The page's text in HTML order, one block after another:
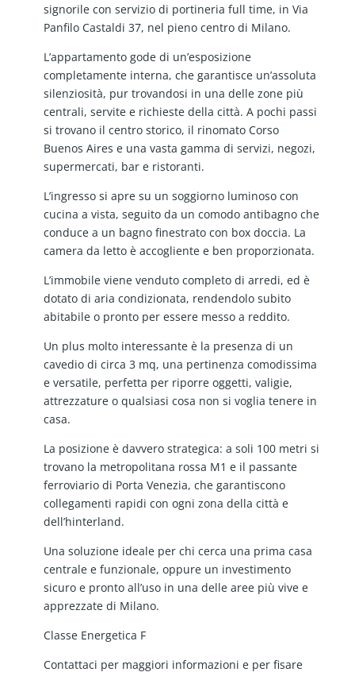
signorile con servizio di portineria full time, in Via
Panfilo Castaldi 37, nel pieno centro di Milano.
L’appartamento gode di un’esposizione
completamente interna, che garantisce un’assoluta
silenziosità, pur trovandosi in una delle zone più
centrali, servite e richieste della città. A pochi passi
si trovano il centro storico, il rinomato Corso
Buenos Aires e una vasta gamma di servizi, negozi,
supermercati, bar e ristoranti.
L’ingresso si apre su un soggiorno luminoso con
cucina a vista, seguito da un comodo antibagno che
conduce a un bagno finestrato con box doccia. La
camera da letto è accogliente e ben proporzionata.
L’immobile viene venduto completo di arredi, ed è
dotato di aria condizionata, rendendolo subito
abitabile o pronto per essere messo a reddito.
Un plus molto interessante è la presenza di un
cavedio di circa 3 mq, una pertinenza comodissima
e versatile, perfetta per riporre oggetti, valigie,
attrezzature o qualsiasi cosa non si voglia tenere in
casa.
La posizione è davvero strategica: a soli 100 metri si
trovano la metropolitana rossa M1 e il passante
ferroviario di Porta Venezia, che garantiscono
collegamenti rapidi con ogni zona della città e
dell’hinterland.
Una soluzione ideale per chi cerca una prima casa
centrale e funzionale, oppure un investimento
sicuro e pronto all’uso in una delle aree più vive e
apprezzate di Milano.
Classe Energetica F
Contattaci per maggiori informazioni e per fisare